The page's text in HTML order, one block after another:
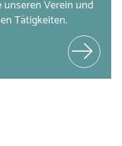
unseren Verein und
Tätigkeiten.